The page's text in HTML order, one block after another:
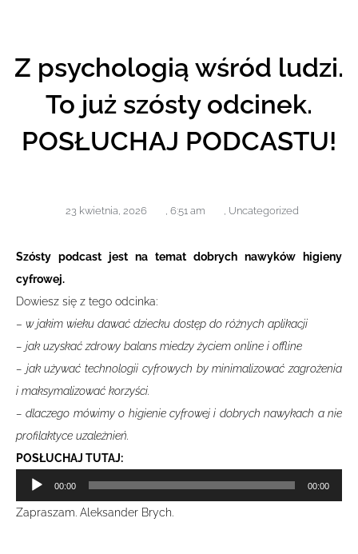
Z psychologią wśród ludzi.
To już szósty odcinek.
POSŁUCHAJ PODCASTU!
23 kwietnia, 2026 , 6:51 am , Uncategorized
Szósty podcast jest na temat dobrych nawyków higieny
cyfrowej.
Dowiesz się z tego odcinka:
– w jakim wieku dawać dziecku dostęp do różnych aplikacji
– jak uzyskać zdrowy balans miedzy życiem online i offline
– jak używać technologii cyfrowych by minimalizować zagrożenia
i maksymalizować korzyści.
– dlaczego mówimy o higienie cyfrowej i dobrych nawykach a nie
profilaktyce uzależnień.
POSŁUCHAJ TUTAJ:
Odtwarzacz
plików
00:00 00:00
Zapraszam. Aleksander Brych.